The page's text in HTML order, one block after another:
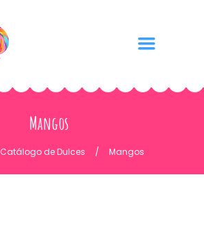
Mangos
Catálogo de Dulces Mangos